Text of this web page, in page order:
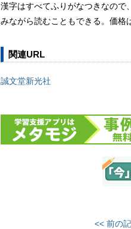
漢字はすべてふりがなつきなので
みながら読むこともできる。価格
関連URL
誠文堂新光社
<< 前の